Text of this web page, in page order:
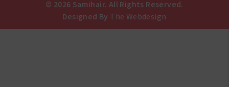
© 2026 Samihair. All Rights Reserved.
Designed By The Webdesign